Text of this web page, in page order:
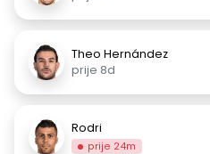
Theo Hernández
prije 8d
Rodri
prije 24m